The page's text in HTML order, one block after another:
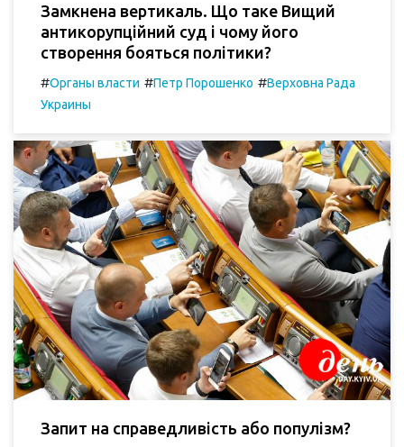
Замкнена вертикаль. Що таке Вищий
антикорупційний суд і чому його
створення бояться політики?
#Органы власти #Петр Порошенко #Верховна Рада
Украины
Запит на справедливість або популізм?